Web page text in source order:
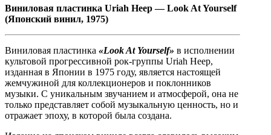
Виниловая пластинка Uriah Heep — Look At Yourself
(Японский винил, 1975)
Виниловая пластинка «Look At Yourself» в исполнении
культовой прогрессивной рок-группы Uriah Heep,
изданная в Японии в 1975 году, является настоящей
жемчужиной для коллекционеров и поклонников
музыки. С уникальным звучанием и атмосферой, она не
только представляет собой музыкальную ценность, но и
отражает эпоху, в которой была создана.